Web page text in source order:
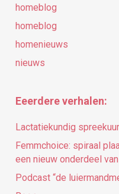
homeblog
homeblog
homenieuws
nieuws
Eeerdere verhalen:
Lactatiekundig
Femmchoice: spiraal
een nieuw onderdeel
Podcast “de